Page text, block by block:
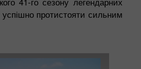
успішно протистояти сильним